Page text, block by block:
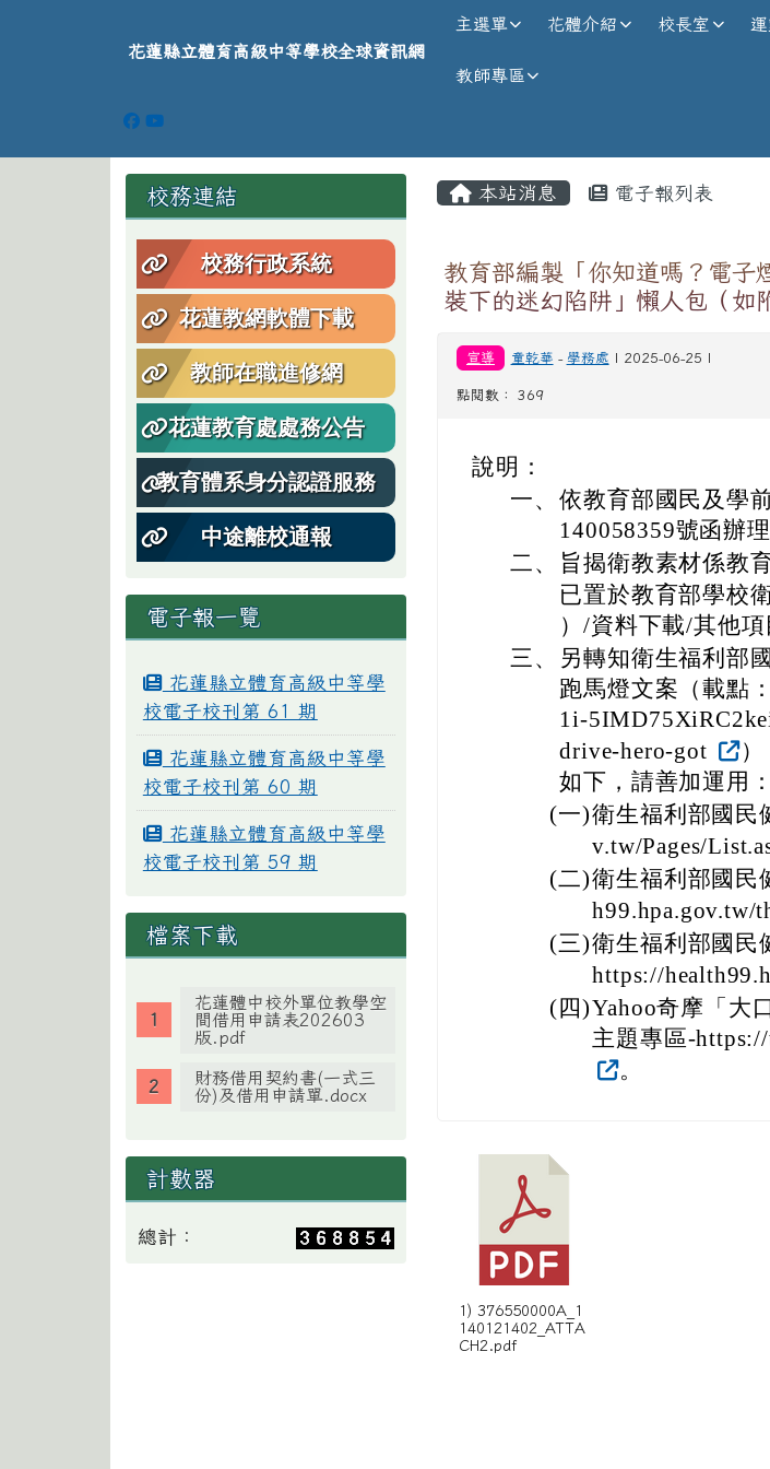
花蓮縣立體育高級中等學校全球資訊網
花蓮縣立體育高級中等學校全球資訊網
主選單 花體介紹 校長室
教師專區
左邊區域內容
校務連結
校務行政系統
花蓮教網軟體下載
教師在職進修網
花蓮教育處處務公告
教育體系身分認證服務
中途離校通報
電子報一覽
花蓮縣立體育高級中等學
校電子校刊第 61 期
花蓮縣立體育高級中等學
校電子校刊第 60 期
花蓮縣立體育高級中等學
校電子校刊第 59 期
檔案下載
花蓮體中校外單位教學空
間借用申請表202603
版.pdf
財務借用契約書(一式三
份)及借用申請單.docx
計數器
總計：
主內容區域
本站消息 電子報列表
教育部編製「你知道嗎？電子
裝下的迷幻陷阱」懶人包（如
宣導 童乾華 - 學務處 | 2025-06-25 |
點閱數： 369
說明：
一、 依教育部國民及學
140058359號函辦理
二、
旨揭衛教素材係教
已置於教育部學校
）/資料下載/其他項
三、
另轉知衛生福利部
跑馬燈文案（載點
1i-
drive-hero-got
如下，請善加運用：
(一)衛生福利部國民
v.tw/Pages/
(二)衛生福利部國民
h99.hpa.gov.tw/
(三)衛生福利部國民
https://
(四)Yahoo奇摩「大
主題專區-
。
1) 376550000A_1
140121402_ATTA
CH2.pdf
頁尾區域